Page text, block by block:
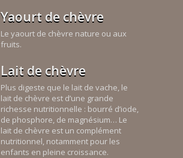
Yaourt de chèvre
Le yaourt de chèvre nature ou aux
fruits.
Lait de chèvre
Plus digeste que le lait de vache, le
lait de chèvre est d’une grande
richesse nutritionnelle : bourré d’iode,
de phosphore, de magnésium… Le
lait de chèvre est un complément
nutritionnel, notamment pour les
enfants en pleine croissance.